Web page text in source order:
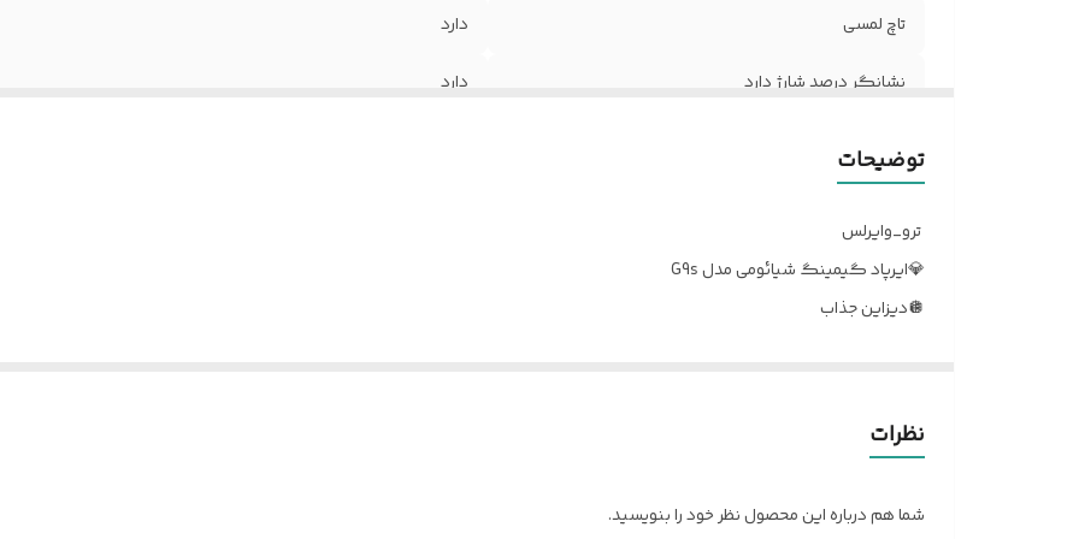
تاچ لمسی دارد
نشانگر درصد شارژ دارد دارد
توضیحات
ترو_وایرلس
💎ایرپاد گیمینگ شیائومی مدل G9s
🪩دیزاین جذاب
🔊 کیفیت و حجم صدای ایده‌آل
✔️ نشانگر درصد دقیق شارژ
نظرات
شما هم درباره این محصول نظر خود را بنویسید.